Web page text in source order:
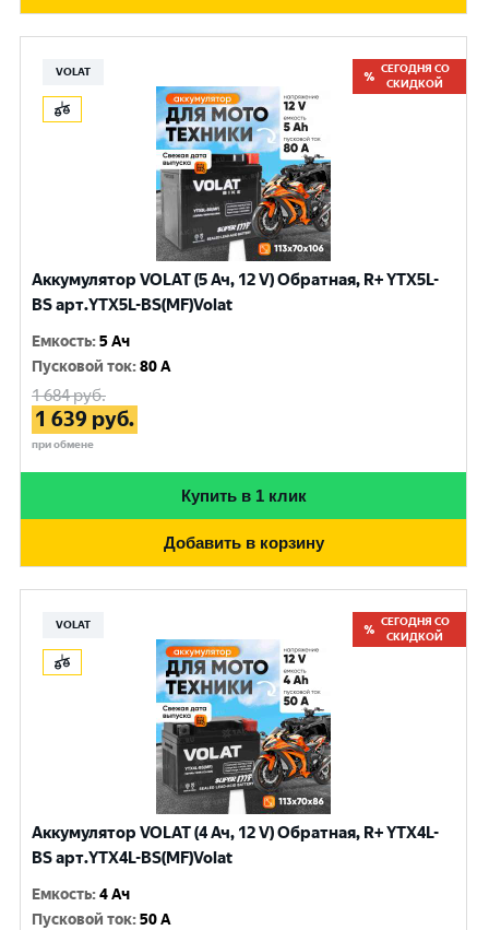
VOLAT
СЕГОДНЯ СО
СКИДКОЙ
Аккумулятор VOLAT (5 Ач, 12 V) Обратная, R+ YTX5L-
BS арт.YTX5L-BS(MF)Volat
Емкость:5 Ач
Пусковой ток:80 A
1 684руб.
1 639 руб.
при обмене
Купить в 1 клик
Добавить в корзину
VOLAT
СЕГОДНЯ СО
СКИДКОЙ
Аккумулятор VOLAT (4 Ач, 12 V) Обратная, R+ YTX4L-
BS арт.YTX4L-BS(MF)Volat
Емкость:4 Ач
Пусковой ток:50 A